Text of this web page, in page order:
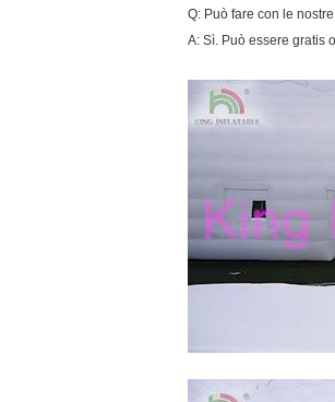
Q: Può fare con le
A: Sì. Può essere gratis